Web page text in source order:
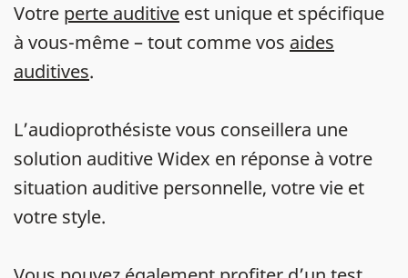
Votre perte auditive est unique et spécifique
à vous-même – tout comme vos aides
auditives.
L’audioprothésiste vous conseillera une
solution auditive Widex en réponse à votre
situation auditive personnelle, votre vie et
votre style.